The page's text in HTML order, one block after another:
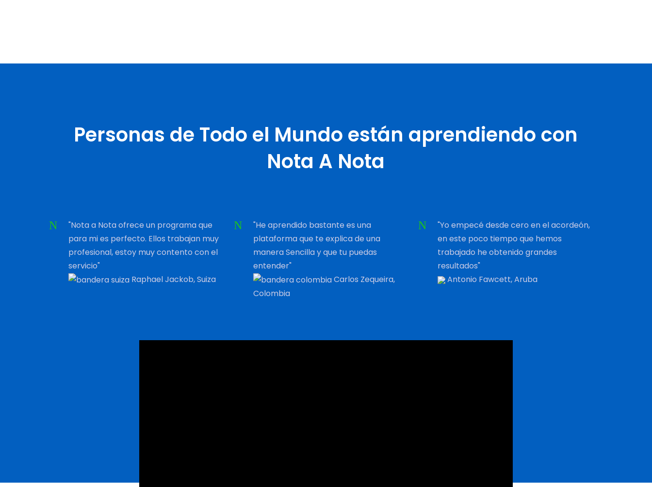
Personas de Todo el Mundo están aprendiendo con
Nota A Nota
"Nota a Nota ofrece un programa que
para mi es perfecto. Ellos trabajan muy
profesional, estoy muy contento con el
servicio"
Raphael Jackob, Suiza
"He aprendido bastante es una
plataforma que te explica de una
manera Sencilla y que tu puedas
entender"
Carlos Zequeira,
Colombia
"Yo empecé desde cero en el acordeón,
en este poco tiempo que hemos
trabajado he obtenido grandes
resultados"
Antonio Fawcett, Aruba